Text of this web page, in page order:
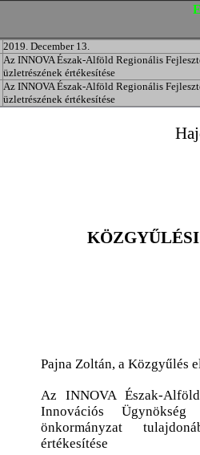
2019. December 13.
Az INNOVA Észak-Alföld Regionális
üzletrészének értékesítése
Az INNOVA Észak-Alföld Regionális
üzletrészének értékesítése